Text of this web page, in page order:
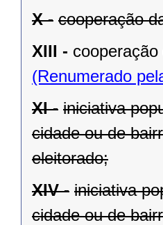
X - cooperação
XIII -
(Renumerado
XI - iniciativa
cidade ou de
eleitorado;
XIV - iniciativa
cidade ou de